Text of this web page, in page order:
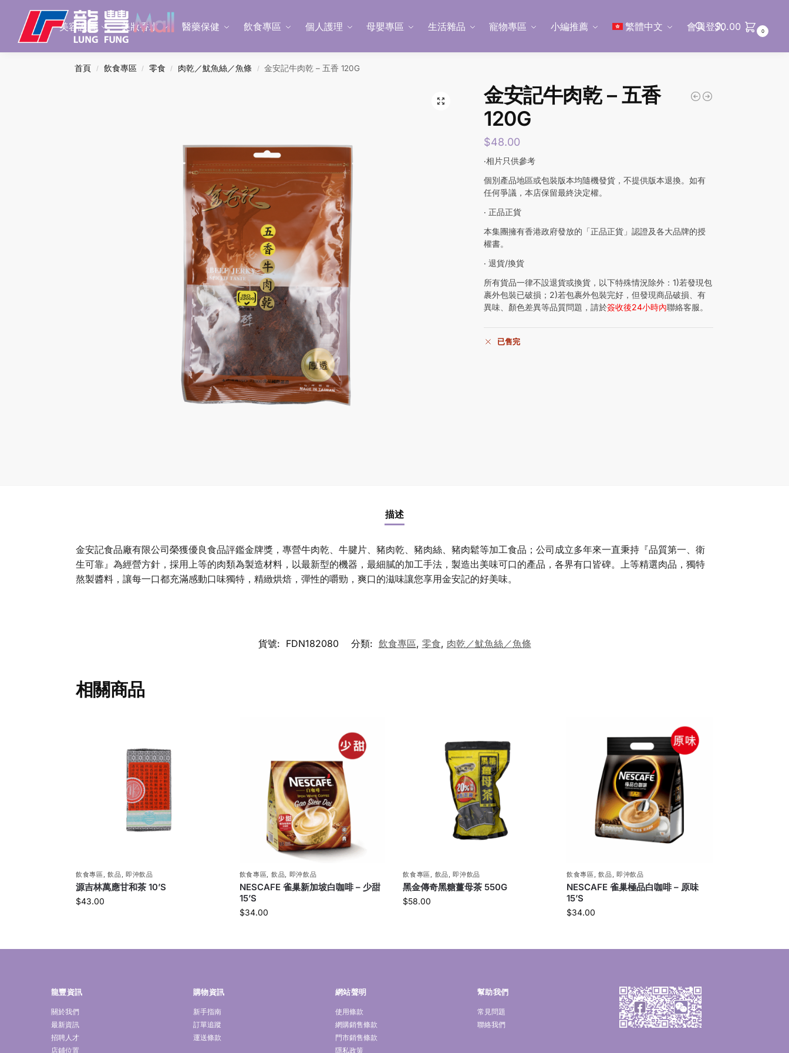
美容護膚 美妝香水 醫藥保健 飲食專區 個人護理 母嬰專區 生活雜品 寵物專區 小編推薦 繁體中文 會員登入
Search
$0.00 0
首頁 / 飲食專區 / 零食 / 肉乾／魷魚絲／魚條 / 金安記牛肉乾 – 五香 120G
金安記牛肉乾 – 五香
120G
$48.00
‧相片只供參考
個別產品地區或包裝版本均隨機發貨，不提供版本退換。如有
任何爭議，本店保留最終決定權。
‧ 正品正貨
本集團擁有香港政府發放的「正品正貨」認證及各大品牌的授
權書。
‧ 退貨/換貨
所有貨品一律不設退貨或換貨，以下特殊情況除外：1)若發現包
裹外包裝已破損；2)若包裹外包裝完好，但發現商品破損、有
異味、顏色差異等品質問題，請於簽收後24小時內聯絡客服。
已售完
描述
金安記食品廠有限公司榮獲優良食品評鑑金牌獎，專營牛肉乾、牛腱片、豬肉乾、豬肉絲、豬肉鬆等加工食品；公司成立多年來一直秉持『品質第一、衛
生可靠』為經營方針，採用上等的肉類為製造材料，以最新型的機器，最細膩的加工手法，製造出美味可口的產品，各界有口皆碑。上等精選肉品，獨特
熬製醬料，讓每一口都充滿感動口味獨特，精緻烘焙，彈性的嚼勁，爽口的滋味讓您享用金安記的好美味。
貨號: FDN182080 分類: 飲食專區, 零食, 肉乾／魷魚絲／魚條
相關商品
飲食專區 ,飲品 即沖飲品
源吉林萬應甘和茶 10’S
$43.00
飲食專區 飲品 即沖飲品
NESCAFE 雀巢新加坡白咖啡 – 少甜
15’S
$34.00
飲食專區 飲品 ,即沖飲品
黑金傳奇黑糖薑母茶 550G
$58.00
飲食專區 ,飲品 ,即沖飲品
NESCAFE 雀巢極品白咖啡 – 原味
15’S
$34.00
龍豐資訊
關於我們
最新資訊
招聘人才
店鋪位置
購物資訊
新手指南
訂單追蹤
運送條款
網站聲明
使用條款
網購銷售條款
門市銷售條款
隱私政策
幫助我們
常見問題
聯絡我們